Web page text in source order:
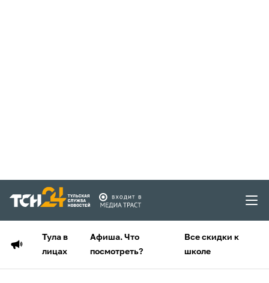
Тула в
лицах
Афиша. Что
посмотреть?
Все скидки к
школе